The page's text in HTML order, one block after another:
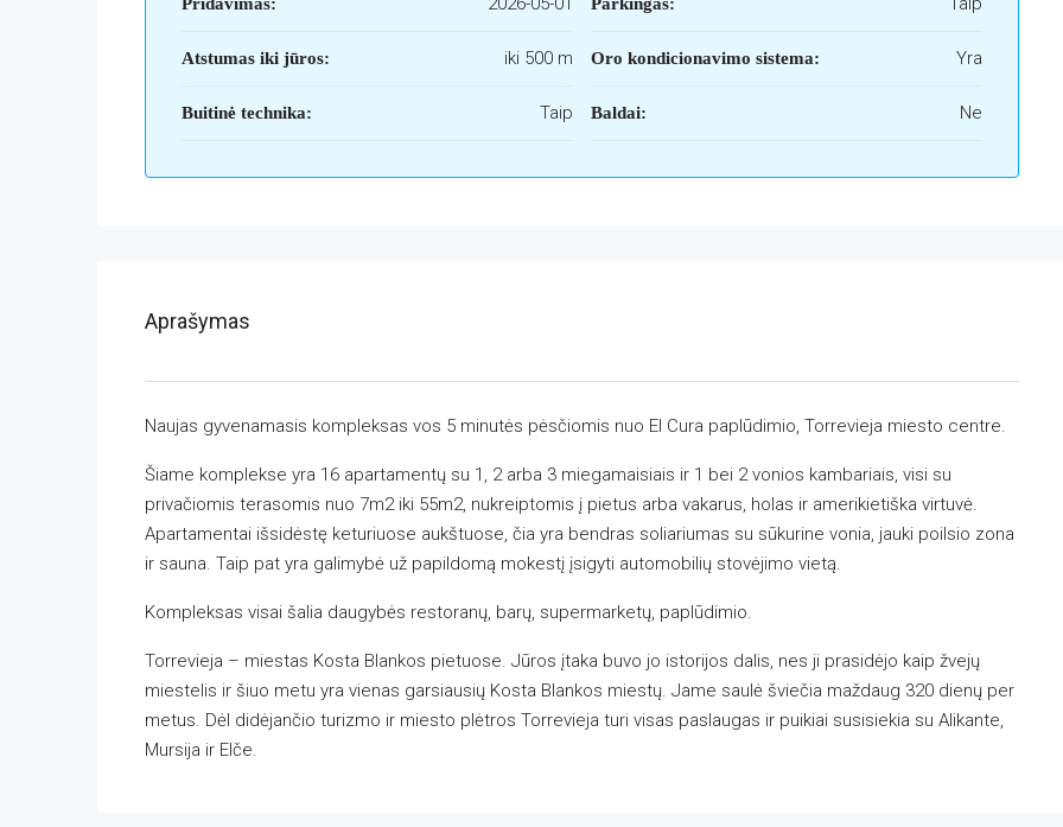
Atstumas iki jūros: iki 500 m
Buitinė technika: Taip
Oro kondicionavimo sistema: Yra
Baldai: Ne
Aprašymas
Naujas gyvenamasis kompleksas vos 5 minutės pėsčiomis nuo El Cura paplūdimio, Torrevieja miesto centre.
Šiame komplekse yra 16 apartamentų su 1, 2 arba 3 miegamaisiais ir 1 bei 2 vonios kambariais, visi su
privačiomis terasomis nuo 7m2 iki 55m2, nukreiptomis į pietus arba vakarus, holas ir amerikietiška virtuvė.
Apartamentai išsidėstę keturiuose aukštuose, čia yra bendras soliariumas su sūkurine vonia, jauki poilsio zona
ir sauna. Taip pat yra galimybė už papildomą mokestį įsigyti automobilių stovėjimo vietą.
Kompleksas visai šalia daugybės restoranų, barų, supermarketų, paplūdimio.
Torrevieja – miestas Kosta Blankos pietuose. Jūros įtaka buvo jo istorijos dalis, nes ji prasidėjo kaip žvejų
miestelis ir šiuo metu yra vienas garsiausių Kosta Blankos miestų. Jame saulė šviečia maždaug 320 dienų per
metus. Dėl didėjančio turizmo ir miesto plėtros Torrevieja turi visas paslaugas ir puikiai susisiekia su Alikante,
Mursija ir Elče.